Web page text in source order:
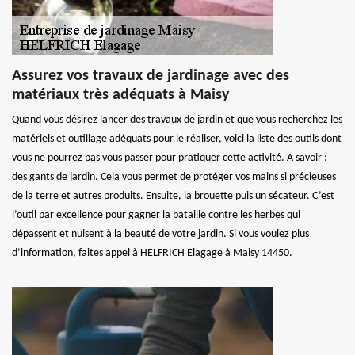
Assurez vos travaux de jardinage avec des
matériaux très adéquats à Maisy
Quand vous désirez lancer des travaux de jardin et que vous recherchez les
matériels et outillage adéquats pour le réaliser, voici la liste des outils dont
vous ne pourrez pas vous passer pour pratiquer cette activité. A savoir :
des gants de jardin. Cela vous permet de protéger vos mains si précieuses
de la terre et autres produits. Ensuite, la brouette puis un sécateur. C’est
l’outil par excellence pour gagner la bataille contre les herbes qui
dépassent et nuisent à la beauté de votre jardin. Si vous voulez plus
d’information, faites appel à HELFRICH Elagage à Maisy 14450.